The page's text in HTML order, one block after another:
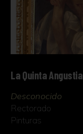
La Quinta Angustia
Desconocido
Rectorado
Pinturas